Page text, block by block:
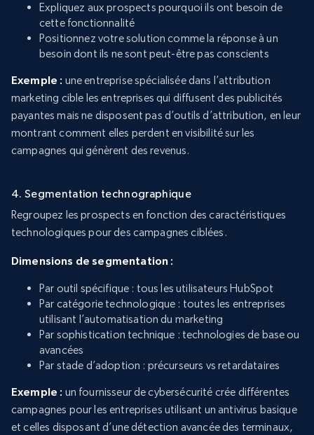
Expliquez aux prospects pourquoi ils ont besoin de
cette fonctionnalité
Positionnez votre solution comme la réponse à un
besoin dont ils ne sont peut-être pas conscients
Exemple : une entreprise spécialisée dans l’attribution
marketing cible les entreprises qui diffusent des publicités
payantes mais ne disposent pas d’outils d’attribution, en leur
montrant comment elles perdent en visibilité sur les
campagnes qui génèrent des revenus.
4. Segmentation technographique
Regroupez les prospects en fonction des caractéristiques
technologiques pour des campagnes ciblées.
Dimensions de segmentation :
Par outil spécifique : tous les utilisateurs HubSpot
Par catégorie technologique : toutes les entreprises
utilisant l’automatisation du marketing
Par sophistication technique : technologies de base ou
avancées
Par stade d’adoption : précurseurs vs retardataires
Exemple : un fournisseur de cybersécurité crée différentes
campagnes pour les entreprises utilisant un antivirus basique
et celles disposant d’une détection avancée des terminaux,